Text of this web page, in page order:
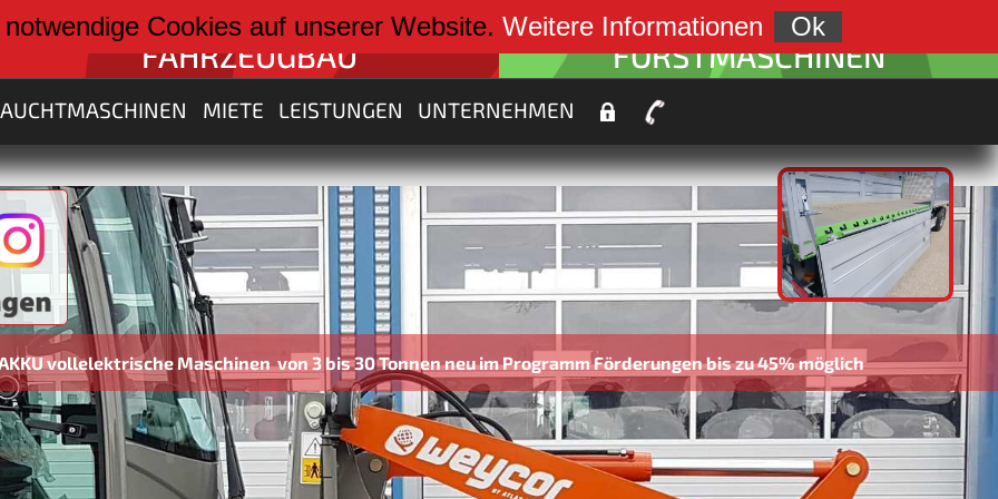
von 3 bis 30 Tonnen neu im Programm Förderungen bis zu 45% möglich
weiter zu:
FAHRZEUGBAU
weiter zu:
FORSTMASCHINEN
MIETE LEISTUNGEN UNTERNEHMEN
Cookies auf unserer Website. Weitere Informationen Ok